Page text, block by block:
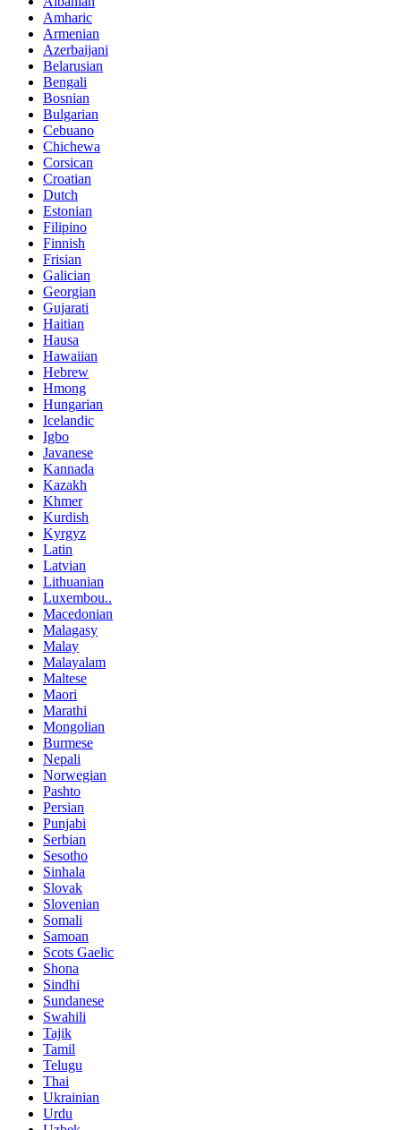
Amharic
Armenian
Azerbaijani
Belarusian
Bengali
Bosnian
Bulgarian
Cebuano
Chichewa
Corsican
Croatian
Dutch
Estonian
Filipino
Finnish
Frisian
Galician
Georgian
Gujarati
Haitian
Hausa
Hawaiian
Hebrew
Hmong
Hungarian
Icelandic
Igbo
Javanese
Kannada
Kazakh
Khmer
Kurdish
Kyrgyz
Latin
Latvian
Lithuanian
Luxembou..
Macedonian
Malagasy
Malay
Malayalam
Maltese
Maori
Marathi
Mongolian
Burmese
Nepali
Norwegian
Pashto
Persian
Punjabi
Serbian
Sesotho
Sinhala
Slovak
Slovenian
Somali
Samoan
Scots Gaelic
Shona
Sindhi
Sundanese
Swahili
Tajik
Tamil
Telugu
Thai
Ukrainian
Urdu